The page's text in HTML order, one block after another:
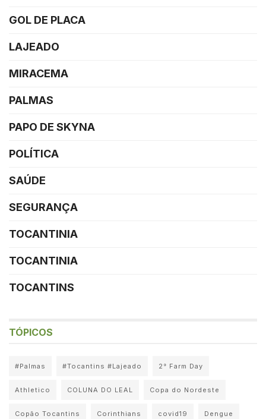
GOL DE PLACA
LAJEADO
MIRACEMA
PALMAS
PAPO DE SKYNA
POLÍTICA
SAÚDE
SEGURANÇA
TOCANTINIA
TOCANTINIA
TOCANTINS
TÓPICOS
#Palmas #Tocantins #Lajeado 2° Farm Day
Athletico COLUNA DO LEAL Copa do Nordeste
Copão Tocantins Corinthians covid19 Dengue